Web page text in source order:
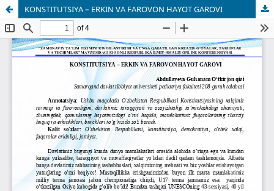
KONSTITUTSIYA – ERKIN VA FAROVON HAYOT GAROVI